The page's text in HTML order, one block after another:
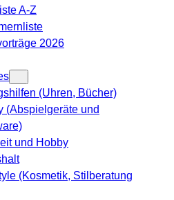
A-Z
2026
(Uhren, Bücher)
(Abspielgeräte und
und Hobby
(Kosmetik, Stilberatung